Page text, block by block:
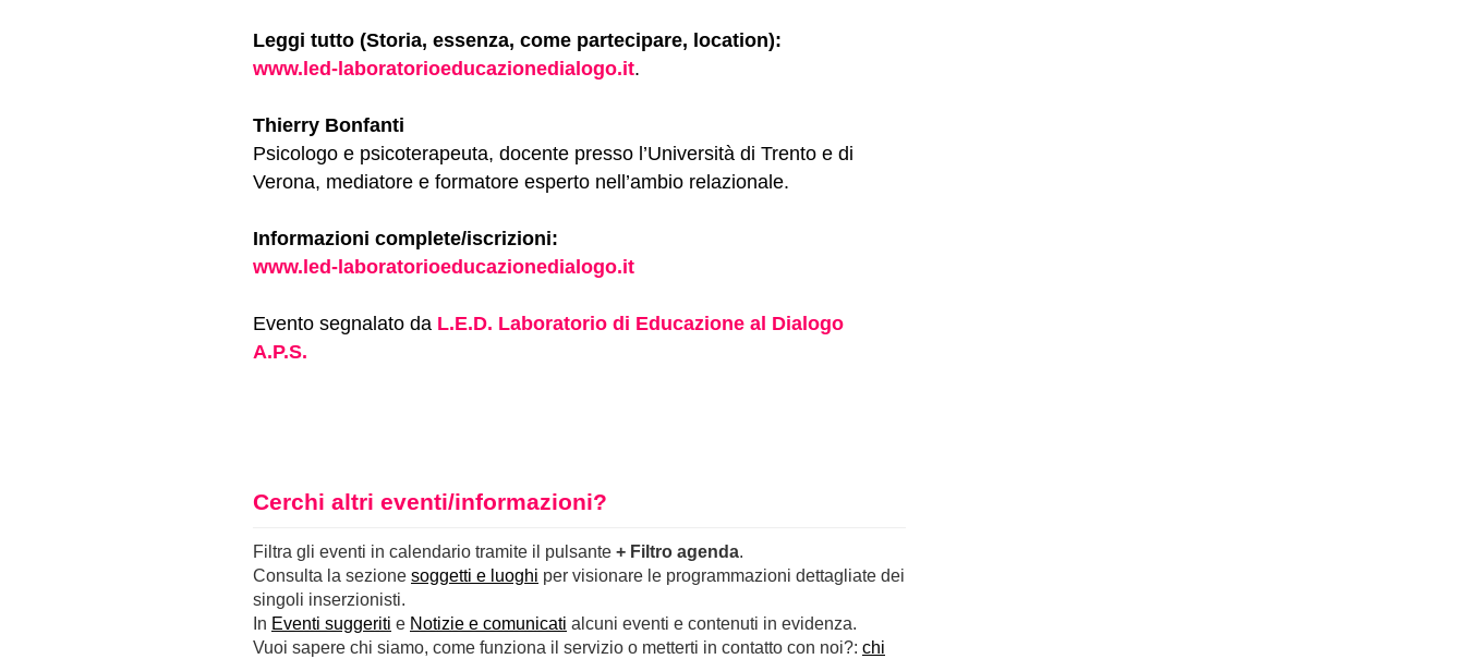
Leggi tutto (Storia, essenza, come partecipare, location):
www.led-laboratorioeducazionedialogo.it.
Thierry Bonfanti
Psicologo e psicoterapeuta, docente presso l’Università di Trento e di
Verona, mediatore e formatore esperto nell’ambio relazionale.
Informazioni complete/iscrizioni:
www.led-laboratorioeducazionedialogo.it
Evento segnalato da L.E.D. Laboratorio di Educazione al Dialogo
A.P.S.
Cerchi altri eventi/informazioni?
Filtra gli eventi in calendario tramite il pulsante + Filtro agenda.
Consulta la sezione soggetti e luoghi per visionare le programmazioni dettagliate dei
singoli inserzionisti.
In Eventi suggeriti e Notizie e comunicati alcuni eventi e contenuti in evidenza.
Vuoi sapere chi siamo, come funziona il servizio o metterti in contatto con noi?: chi